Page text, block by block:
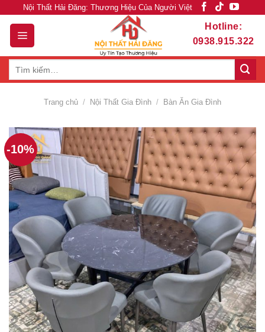
content
Nội Thất Hải Đăng: Thương Hiệu Của Người Việt
Hotline:
0938.915.322
Trang chủ / Nội Thất Gia Đình / Bàn Ăn Gia Đình
-10%